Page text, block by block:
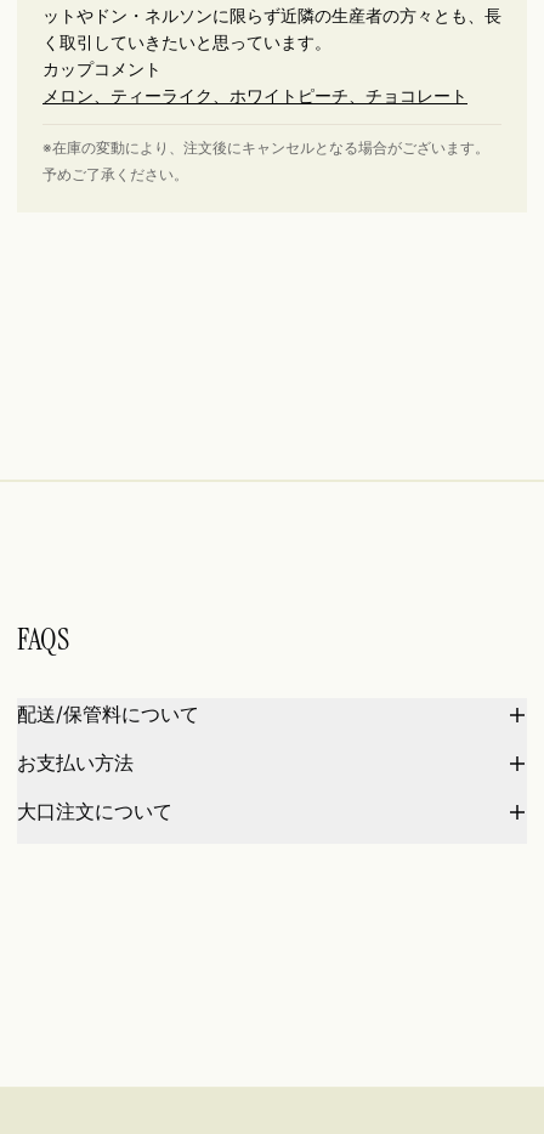
ットやドン・ネルソンに限らず近隣の生産者の方々とも、長
く取引していきたいと思っています。
カップコメント
メロン、ティーライク、ホワイトピーチ、チョコレート
※在庫の変動により、注文後にキャンセルとなる場合がございます。
予めご了承ください。
FAQS
配送/保管料について
お支払い方法
大口注文について